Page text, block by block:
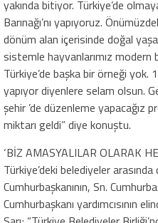
yakında bitiyor. Türkiye’de
Barınağı’nı yapıyoruz.
dönüm alan içerisinde doğal
sistemle hayvanlarımız
Türkiye’de başka bir örneği yok.
yapıyor diyenlere selam olsun.
şehir ’de düzenleme yapacağız
miktarı geldi” diye konuştu.
‘BİZ AMASYALILAR OLARAK
Türkiye’deki belediyeler
Cumhurbaşkanının, Sn.
Cumhurbaşkanı yardımcısının